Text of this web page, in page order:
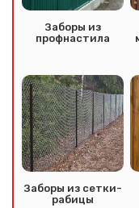
Заборы из
профнастила
Заборы из сетки-
рабицы